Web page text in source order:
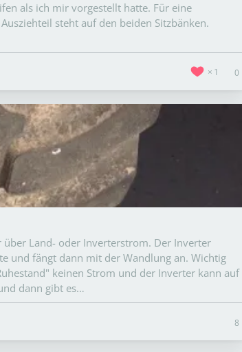
als ich mir vorgestellt hatte. Für eine
steht auf den beiden Sitzbänken.
1 0
Land- oder Inverterstrom. Der Inverter
und fängt dann mit der Wandlung an. Wichtig
keinen Strom und der Inverter kann auf
dann gibt es…
8